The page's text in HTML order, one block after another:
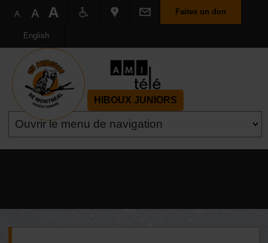
Faites un don
English
HIBOUX JUNIORS